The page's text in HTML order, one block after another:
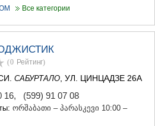
Все категории
(0 Рейтинг)
САБУРТАЛО, УЛ. ЦИНЦАДЗЕ 26А
16, (599) 91 07 08
ორშაბათი – პარასკევი 10:00 –